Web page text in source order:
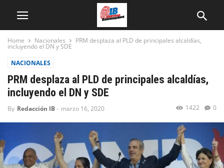
Home Nacionales PRM desplaza al PLD de principales alcaldías,
incluyendo el DN y SDE
NACIONALES
PRM desplaza al PLD de principales alcaldías,
incluyendo el DN y SDE
By Redacción IB- marzo 16, 2020 0
1422